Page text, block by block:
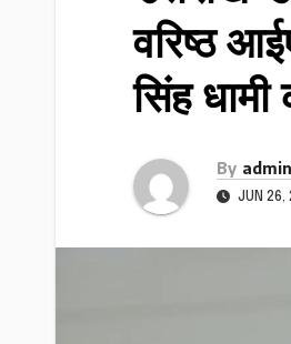
वरिष्ठ
सिंह
By admin
JUN 26,